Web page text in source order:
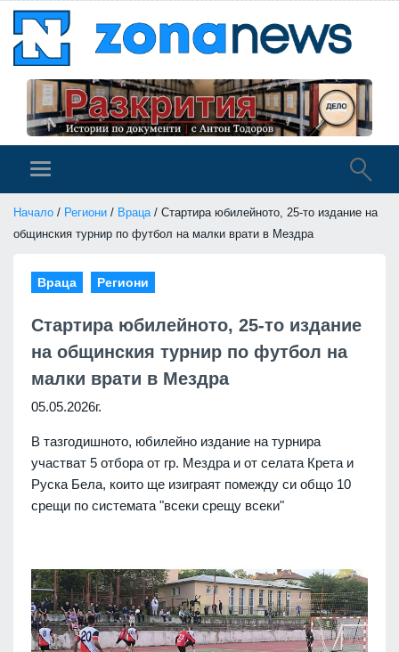
Начало / Региони / Враца/ Стартира юбилейното, 25-то издание на
общинския турнир по футбол на малки врати в Мездра
Враца Региони
Стартира юбилейното, 25-то издание
на общинския турнир по футбол на
малки врати в Мездра
05.05.2026г.
В тазгодишното, юбилейно издание на турнира
участват 5 отборa от гр. Мездра и от селата Крета и
Руска Бела, които ще изиграят помежду си общо 10
срещи по системата "всеки срещу всеки"